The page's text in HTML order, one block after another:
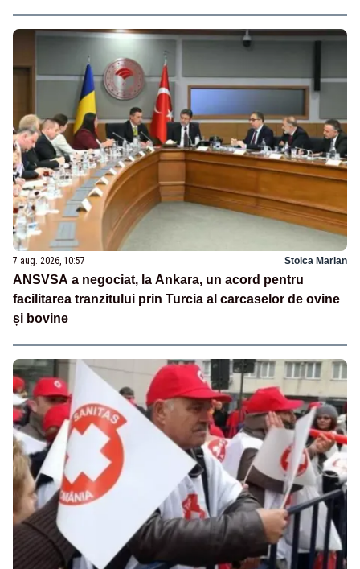
7 aug. 2026, 10:57 Stoica Marian
ANSVSA a negociat, la Ankara, un acord pentru
facilitarea tranzitului prin Turcia al carcaselor de ovine
și bovine